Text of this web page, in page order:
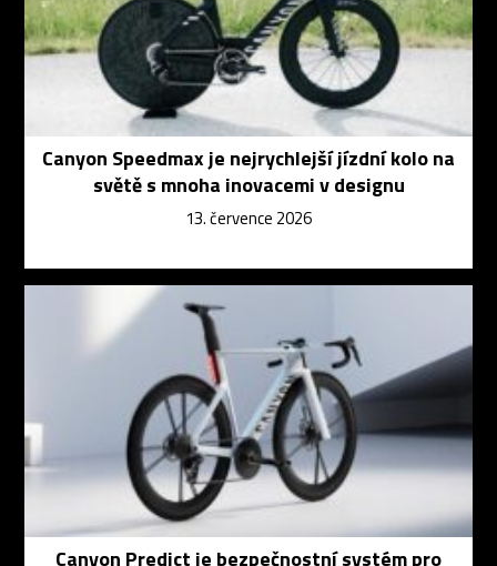
Canyon Speedmax je nejrychlejší jízdní kolo na
světě s mnoha inovacemi v designu
13. července 2026
Canyon Predict je bezpečnostní systém pro